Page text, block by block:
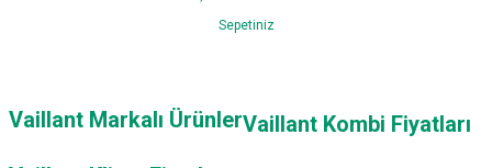
Sepetiniz
Vaillant Markalı ÜrünlerVaillant Kombi Fiyatları